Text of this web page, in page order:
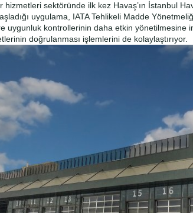
hizmetleri sektöründe ilk kez Havaş’ın İstanbul
uygulama, IATA Tehlikeli Madde
uygunluk kontrollerinin daha etkin yönetilmesine
doğrulanması işlemlerini de kolaylaştırıyor.